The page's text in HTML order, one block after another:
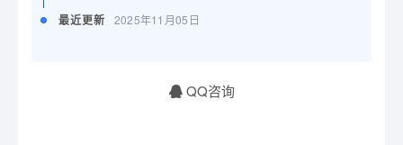
最近更新 2025年11月05日
QQ咨询